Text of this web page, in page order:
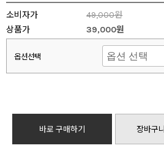
소비자가
49,000원
상품가
39,000원
옵션선택
바로 구매하기 장바구니